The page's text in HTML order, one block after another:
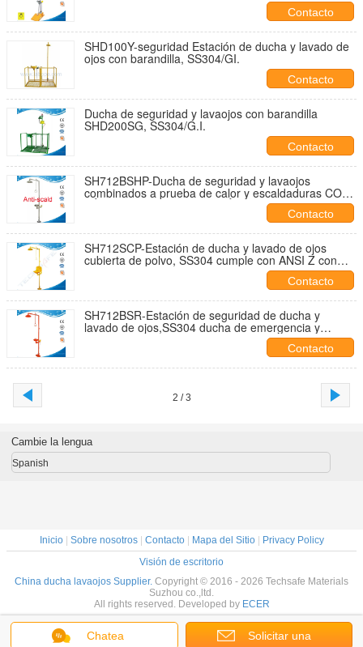
Contacto
SHD100Y-seguridad Estación de ducha y lavado de
ojos con barandilla, SS304/GI.
Contacto
Ducha de seguridad y lavaojos con barandilla
SHD200SG, SS304/G.I.
Contacto
SH712BSHP-Ducha de seguridad y lavaojos
combinados a prueba de calor y escaldaduras CON
VÁLVULA MEZCLADORA TÉRMICA lavaojos de
Contacto
SH712SCP-Estación de ducha y lavado de ojos
cubierta de polvo, SS304 cumple con ANSI Z con
Contacto
SH712BSR-Estación de seguridad de ducha y
lavado de ojos,SS304 ducha de emergencia y
Contacto
2 / 3
Chatea Solicitar una
Cambie la lengua
Spanish
Inicio| Sobre nosotros| Contacto| Mapa del Sitio|
Privacy Policy
Visión de escritorio
China ducha lavaojos Supplier. Copyright © 2016 - 2026 Techsafe Materials
Suzhou co.,ltd.
All rights reserved. Developed by ECER